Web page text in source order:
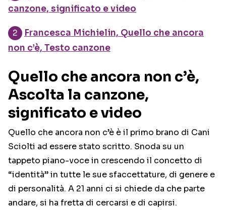
canzone, significato e video
Francesca Michielin, Quello che ancora
non c’è, Testo canzone
Quello che ancora non c’è,
Ascolta la canzone,
significato e video
Quello che ancora non c’è è il primo brano di Cani
Sciolti ad essere stato scritto. Snoda su un
tappeto piano-voce in crescendo il concetto di
“identità” in tutte le sue sfaccettature, di genere e
di personalità. A 21 anni ci si chiede da che parte
andare, si ha fretta di cercarsi e di capirsi.